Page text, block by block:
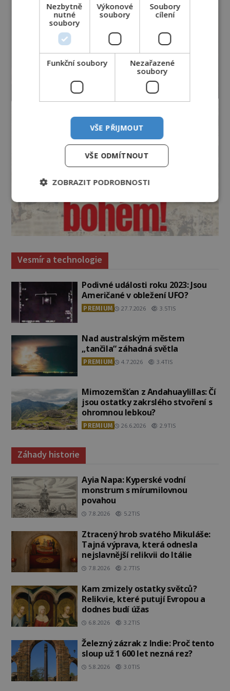
Vesmír a technologie
Podivné události roku 2023: Jsou
Američané v obležení UFO?
PREMIUM 27.7.2026 3.5TIS
Nad australským městem
„tančila“ záhadná světla
PREMIUM 4.7.2026 3.4TIS
Mimozemšťan z Andahuaylillas: Čí
jsou ostatky zakrslého stvoření s
ohromnou lebkou?
PREMIUM 26.6.2026 2.9TIS
Záhady historie
Ayia Napa: Kyperské vodní
monstrum s mírumilovnou
povahou
7.8.2026 5.2TIS
Ztracený hrob svatého Mikuláše:
Tajná výprava, která odnesla
nejslavnější relikvii do Itálie
7.8.2026 2.7TIS
Kam zmizely ostatky světců?
Relikvie, které putují Evropou a
dodnes budí úžas
6.8.2026 3.2TIS
Železný zázrak z Indie: Proč tento
sloup už 1 600 let nezná rez?
5.8.2026 3.0TIS
Nezbytně
nutné
soubory
Výkonové
soubory
Soubory
cílení
Funkční soubory
Nezařazené
soubory
VŠE PŘIJMOUT
VŠE ODMÍTNOUT
ZOBRAZIT PODROBNOSTI